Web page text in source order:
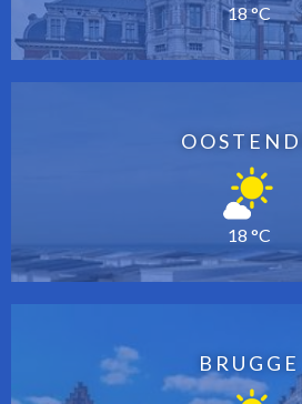
18 °C
18 °C
BRUGGE